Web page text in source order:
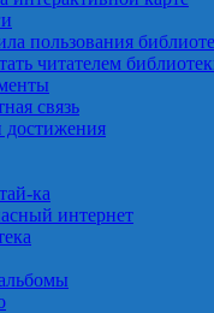
пользования
читателем
связь
ка
интернет